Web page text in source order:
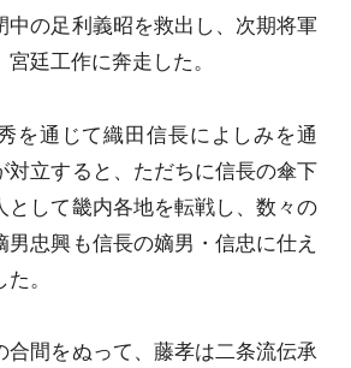
中の足利義昭を救出し、次期将軍
廷工作に奔走した。
を通じて織田信長によしみを通
対立すると、ただちに信長の傘下
として畿内各地を転戦し、数々の
忠興も信長の嫡男・信忠に仕え
。
合間をぬって、藤孝は二条流伝承